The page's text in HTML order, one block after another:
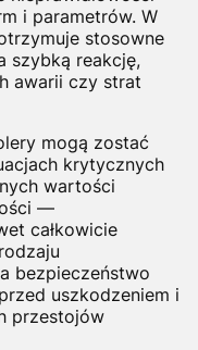
i parametrów. W
stosowne
szybką reakcję,
awarii czy strat
mogą zostać
krytycznych
wartości
—
całkowicie
bezpieczeństwo
uszkodzeniem i
przestojów